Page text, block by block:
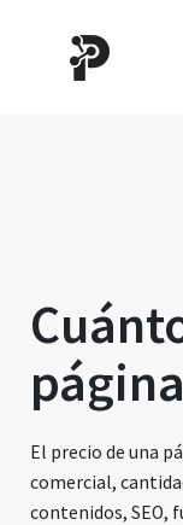
El precio de una
comercial,
contenidos, SEO,